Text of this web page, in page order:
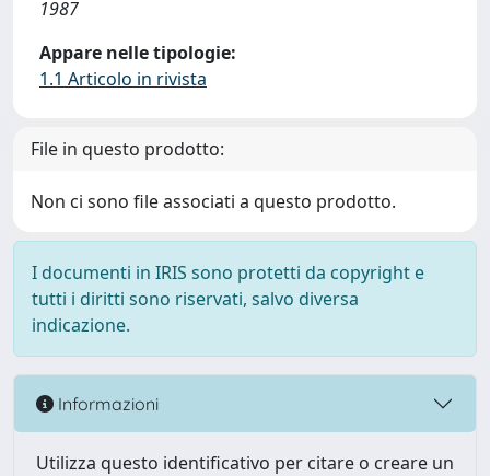
1987
Appare nelle tipologie:
1.1 Articolo in rivista
File in questo prodotto:
Non ci sono file associati a questo prodotto.
I documenti in IRIS sono protetti da copyright e
tutti i diritti sono riservati, salvo diversa
indicazione.
Informazioni
Utilizza questo identificativo per citare o creare un